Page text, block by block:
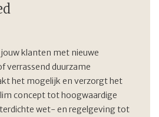
klanten met nieuwe
verrassend duurzame
het mogelijk en verzorgt het
concept tot hoogwaardige
wet- en regelgeving tot